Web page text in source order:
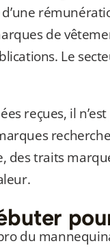
de
Le
reçues, il
des traits
du